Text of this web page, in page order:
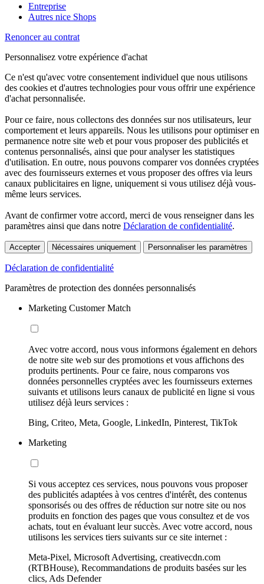
Entreprise
Autres nice Shops
Renoncer au contrat
Personnalisez votre expérience d'achat
Ce n'est qu'avec votre consentement individuel que nous utilisons
des cookies et d'autres technologies pour vous offrir une expérience
d'achat personnalisée.
Pour ce faire, nous collectons des données sur nos utilisateurs, leur
comportement et leurs appareils. Nous les utilisons pour optimiser en
permanence notre site web et pour vous proposer des publicités et
contenus personnalisés, ainsi que pour analyser les statistiques
d'utilisation. En outre, nous pouvons comparer vos données cryptées
avec des fournisseurs externes et vous proposer des offres via leurs
canaux publicitaires en ligne, uniquement si vous utilisez déjà vous-
même leurs services.
Avant de confirmer votre accord, merci de vous renseigner dans les
paramètres ainsi que dans notre Déclaration de confidentialité.
Accepter Nécessaires uniquement Personnaliser les paramètres
Déclaration de confidentialité
Paramètres de protection des données personnalisés
Marketing Customer Match
Avec votre accord, nous vous informons également en dehors
de notre site web sur des promotions et vous affichons des
produits pertinents. Pour ce faire, nous comparons vos
données personnelles cryptées avec les fournisseurs externes
suivants et utilisons leurs canaux de publicité en ligne si vous
utilisez déjà leurs services :
Bing, Criteo, Meta, Google, LinkedIn, Pinterest, TikTok
Marketing
Si vous acceptez ces services, nous pouvons vous proposer
des publicités adaptées à vos centres d'intérêt, des contenus
sponsorisés ou des offres de réduction sur notre site ou nos
produits en fonction des pages que vous consultez et de vos
achats, tout en évaluant leur succès. Avec votre accord, nous
utilisons les services tiers suivants sur ce site internet :
Meta-Pixel, Microsoft Advertising, creativecdn.com
(RTBHouse), Recommandations de produits basées sur les
clics, Ads Defender